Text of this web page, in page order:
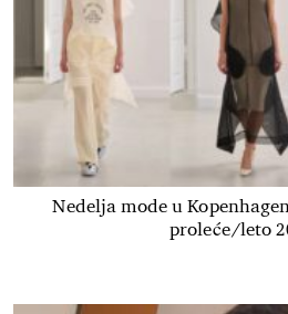
Nedelja mode u
proleće/leto